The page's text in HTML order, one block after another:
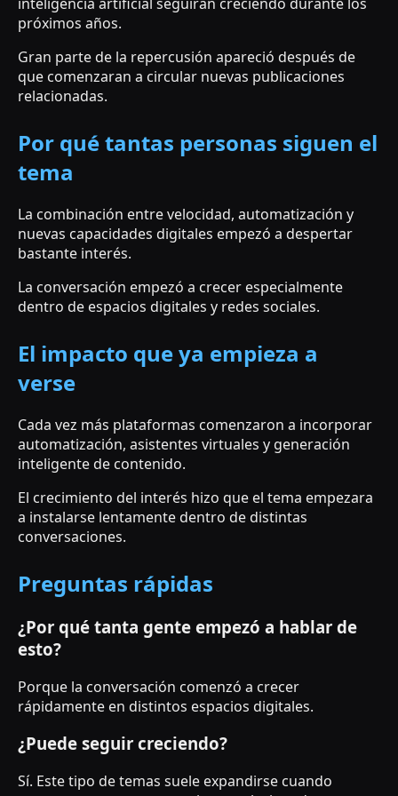
próximos años.
Gran parte de la repercusión apareció después de
que comenzaran a circular nuevas publicaciones
relacionadas.
Por qué tantas personas siguen el
tema
La combinación entre velocidad, automatización y
nuevas capacidades digitales empezó a despertar
bastante interés.
La conversación empezó a crecer especialmente
dentro de espacios digitales y redes sociales.
El impacto que ya empieza a
verse
Cada vez más plataformas comenzaron a incorporar
automatización, asistentes virtuales y generación
inteligente de contenido.
El crecimiento del interés hizo que el tema empezara
a instalarse lentamente dentro de distintas
conversaciones.
Preguntas rápidas
¿Por qué tanta gente empezó a hablar de
esto?
Porque la conversación comenzó a crecer
rápidamente en distintos espacios digitales.
¿Puede seguir creciendo?
Sí. Este tipo de temas suele expandirse cuando